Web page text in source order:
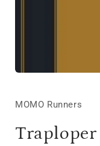
in
MOMO Runners
Traploper